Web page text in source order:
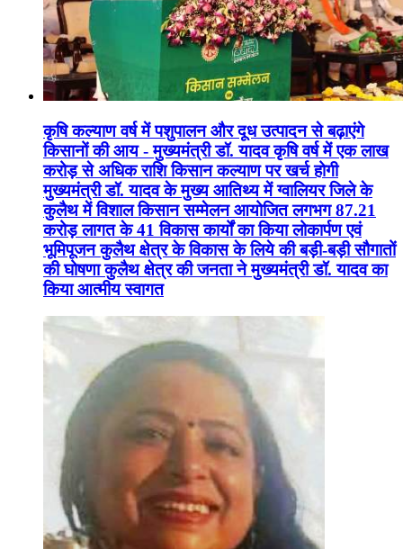
कृषि कल्याण वर्ष में पशुपालन और दूध उत्पादन से बढ़ाएंगे
किसानों की आय - मुख्यमंत्री डॉ. यादव कृषि वर्ष में एक लाख
करोड़ से अधिक राशि किसान कल्याण पर खर्च होगी
मुख्यमंत्री डॉ. यादव के मुख्य आतिथ्य में ग्वालियर जिले के
कुलैथ में विशाल किसान सम्मेलन आयोजित लगभग 87.21
करोड़ लागत के 41 विकास कार्यों का किया लोकार्पण एवं
भूमिपूजन कुलैथ क्षेत्र के विकास के लिये की बड़ी-बड़ी सौगातों
की घोषणा कुलैथ क्षेत्र की जनता ने मुख्यमंत्री डॉ. यादव का
किया आत्मीय स्वागत